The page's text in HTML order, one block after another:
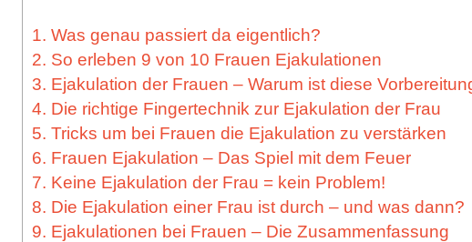
1. Was genau passiert da eigentlich?
2. So erleben 9 von 10 Frauen Ejakulationen
3. Ejakulation der Frauen – Warum ist diese
4. Die richtige Fingertechnik zur Ejakulation der Frau
5. Tricks um bei Frauen die Ejakulation zu verstärken
6. Frauen Ejakulation – Das Spiel mit dem Feuer
7. Keine Ejakulation der Frau = kein Problem!
8. Die Ejakulation einer Frau ist durch – und was dann?
9. Ejakulationen bei Frauen – Die Zusammenfassung